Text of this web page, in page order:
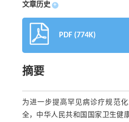
文章历史 +
PDF (774K)
摘要
为进一步提高罕见病诊疗规范
全，中华人民共和国国家卫生健